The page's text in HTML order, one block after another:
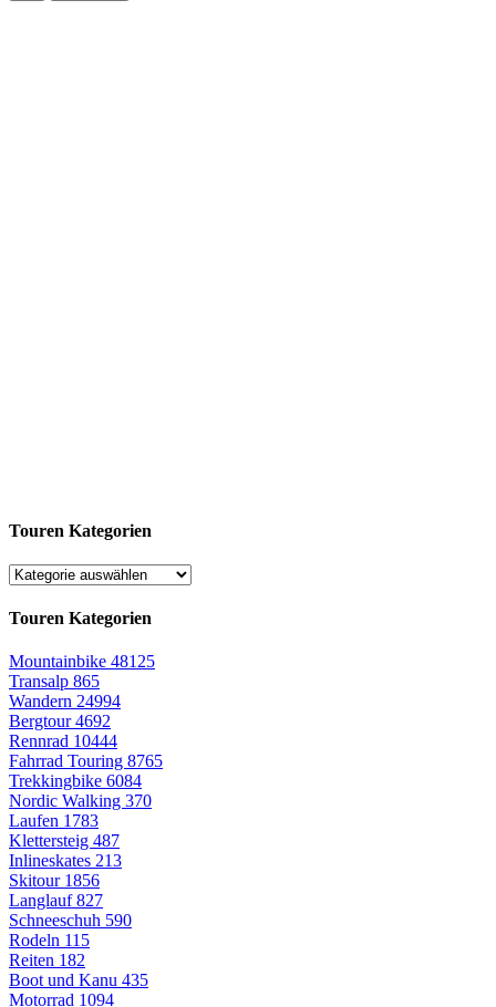
Touren Kategorien
Touren Kategorien
Mountainbike 48125
Transalp 865
Wandern 24994
Bergtour4692
Rennrad 10444
Fahrrad Touring 8765
Trekkingbike 6084
Nordic Walking 370
Laufen 1783
Klettersteig 487
Inlineskates 213
Skitour 1856
Langlauf827
Schneeschuh 590
Rodeln 115
Reiten 182
Boot und Kanu 435
Motorrad 1094